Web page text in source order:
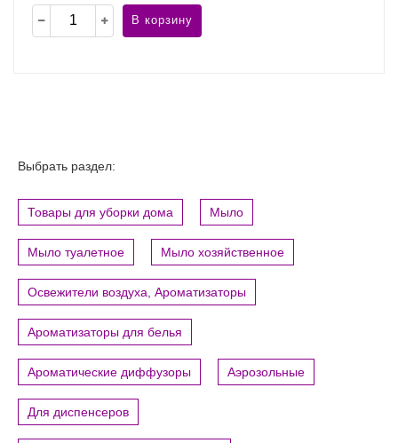
В корзину
Выбрать раздел:
Товары для уборки дома Мыло
Мыло туалетное Мыло хозяйственное
Освежители воздуха, Ароматизаторы
Ароматизаторы для белья
Ароматические диффузоры Аэрозольные
Для диспенсеров